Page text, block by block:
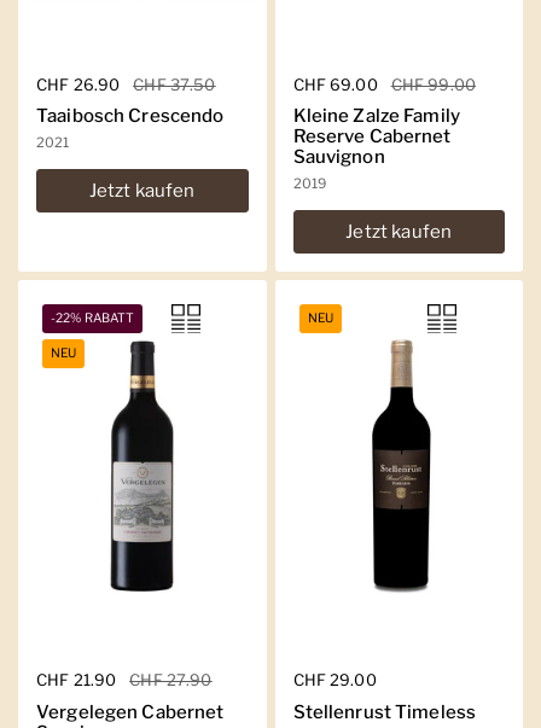
Regulärer Preis
CHF 26.90 Sale-Preis
CHF 37.50
Taaibosch Crescendo
2021
Jetzt kaufen
Regulärer Preis
CHF 69.00 Sale-Preis
CHF 99.00
Kleine Zalze Family
Reserve Cabernet
Sauvignon
2019
Jetzt kaufen
Regulärer Preis
CHF 21.90 Sale-Preis
CHF 27.90
Vergelegen Cabernet
-22% RABATT
NEU
Regulärer Preis
CHF 29.00
Stellenrust Timeless
NEU